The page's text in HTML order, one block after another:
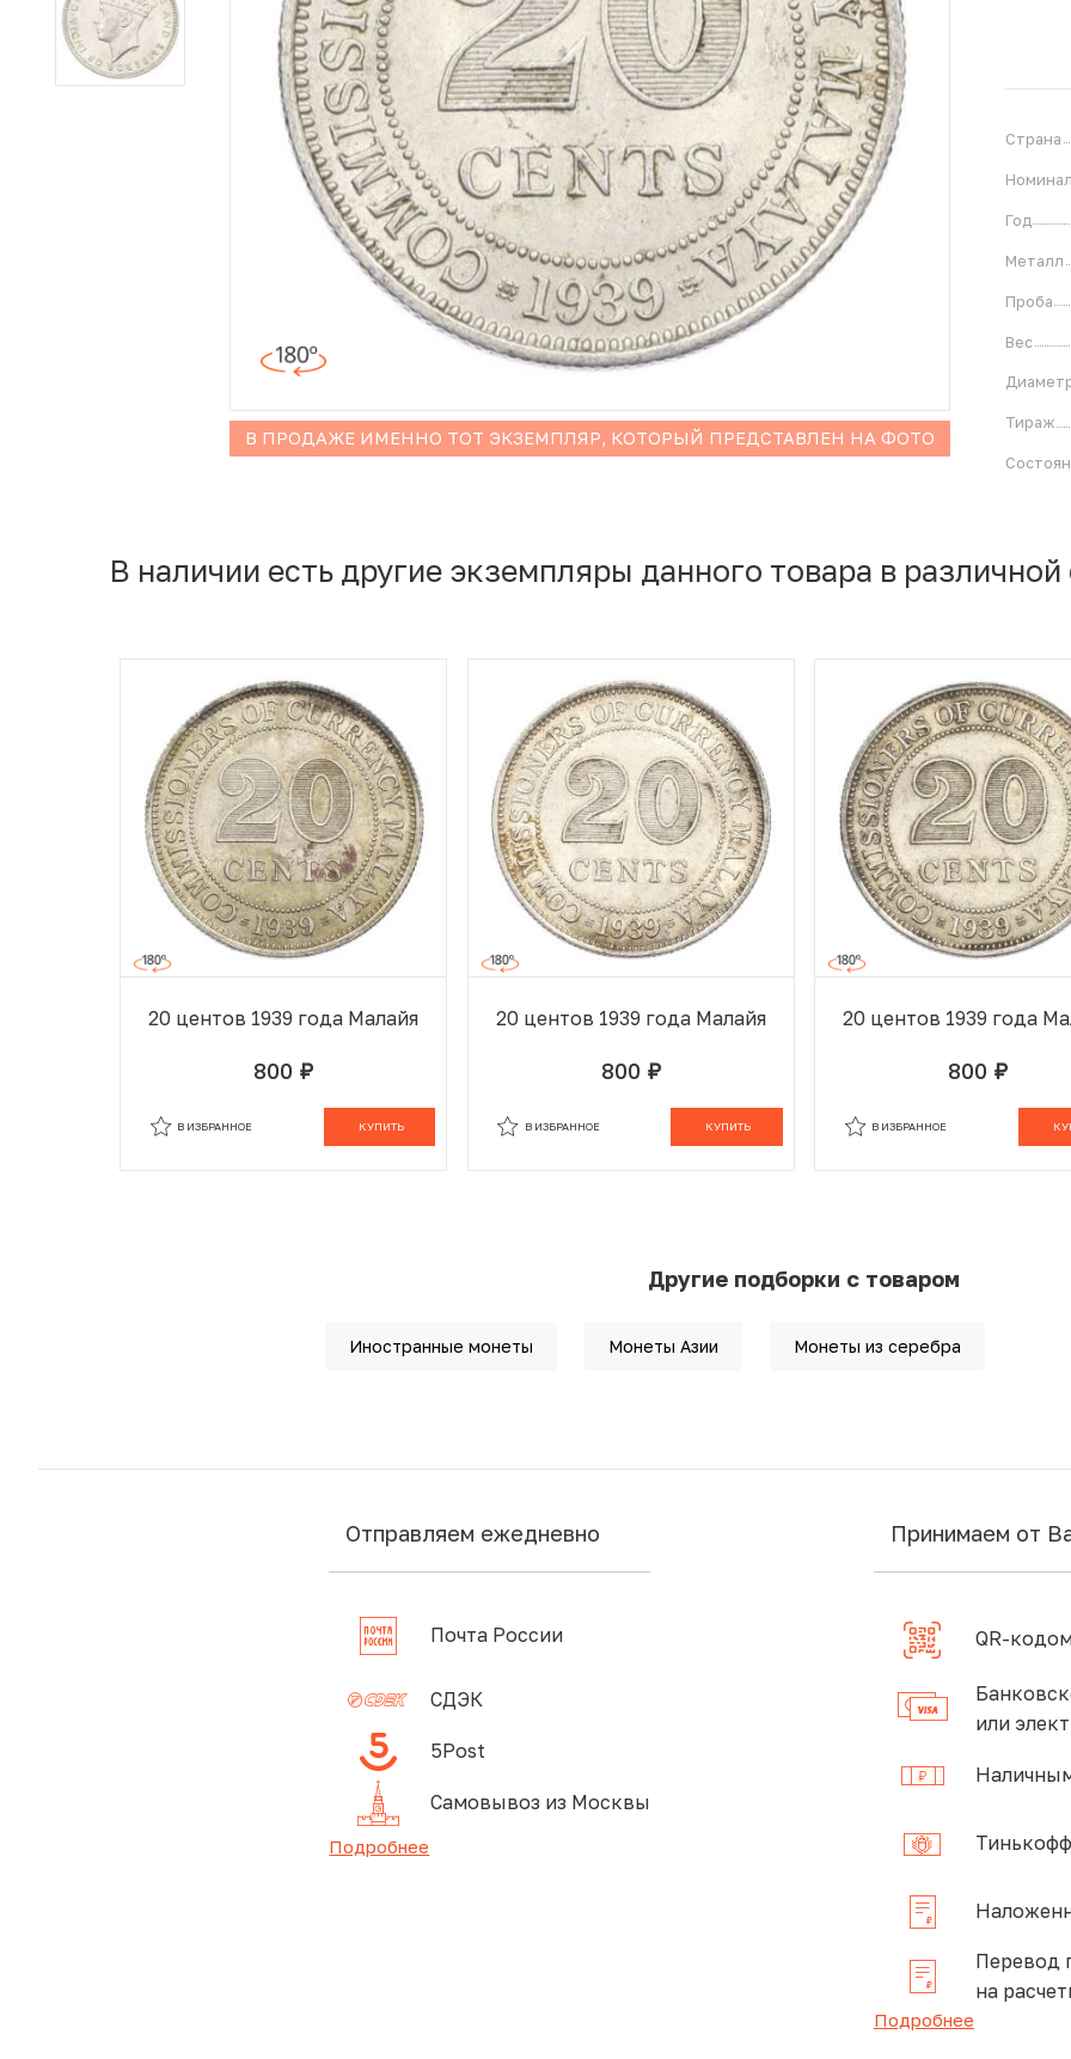
Иностранные монеты
Неофициальные выпуски монет (Unusual)
Античные и средневековые монеты
В ПРОДАЖЕ ИМЕННО ТОТ ЭКЗЕМПЛЯР, КОТОРЫЙ ПРЕДСТАВЛЕН НА ФОТО
Страна
Номинал
Год
Металл
Проба
Вес
Тираж
В наличии есть другие экземпляры данного товара в различной
20 центов 1939 года Малайя
800 руб.
КУПИТЬ
В ИЗБРАННОЕ
20 центов 1939 года Малайя
800 руб.
КУПИТЬ
В ИЗБРАННОЕ
20 центов 1939 года
800 руб.
В ИЗБРАННОЕ
Другие подборки с товаром
Иностранные монеты Монеты Азии Монеты из серебра
Отправляем ежедневно
Почта России
СДЭК
5Post
Самовывоз из Москвы
Подробнее
Принимаем от
QR-
или
Перевод
на
Подробнее